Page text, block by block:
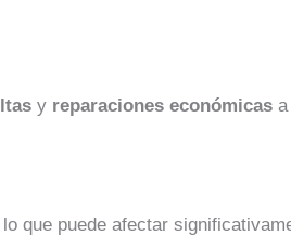
y reparaciones económicas
que puede afectar